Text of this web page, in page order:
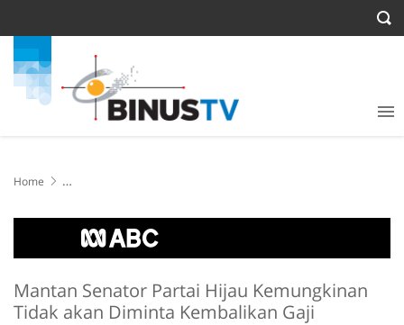
Home
Kembalikan Gaji
Mantan Senator Partai Hijau Kemungkinan
Tidak akan Diminta Kembalikan Gaji